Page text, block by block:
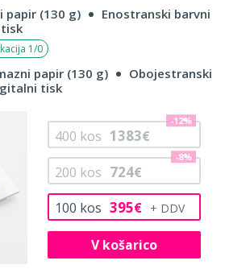
papir (130 g)
Enostranski barvni
1/0
papir (130 g)
Obojestranski
tisk
100 kos 395€
200 kos 724€
-8%
400 kos 1383€
-12%
V košarico